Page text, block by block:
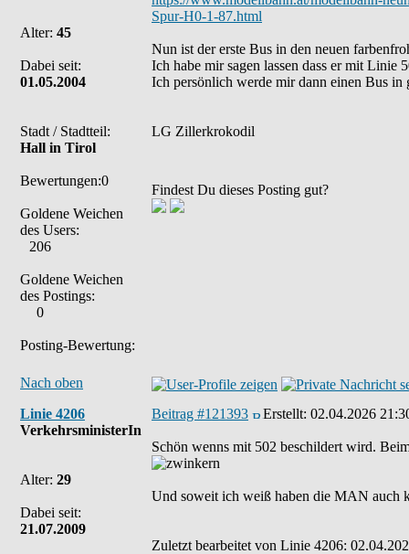
Alter: 45
Dabei seit:
01.05.2004
Stadt / Stadtteil:
Hall in Tirol
Bewertungen:0
Goldene Weichen
des Users:
206
Goldene Weichen
des Postings:
0
Posting-Bewertung:
Spur-H0-1-87.html
Nun ist der erste Bus in den neuen
Ich habe mir sagen lassen dass er mit Linie
Ich persönlich werde mir dann einen Bus in
LG Zillerkrokodil
Findest Du dieses Posting gut?
Nach oben
Linie 4206
VerkehrsministerIn
Alter: 29
Dabei seit:
21.07.2009
Beitrag #121393 Erstellt: 02.04.2026
Schön wenns mit 502 beschildert wird.
Und soweit ich weiß haben die MAN auch
Zuletzt bearbeitet von Linie 4206: